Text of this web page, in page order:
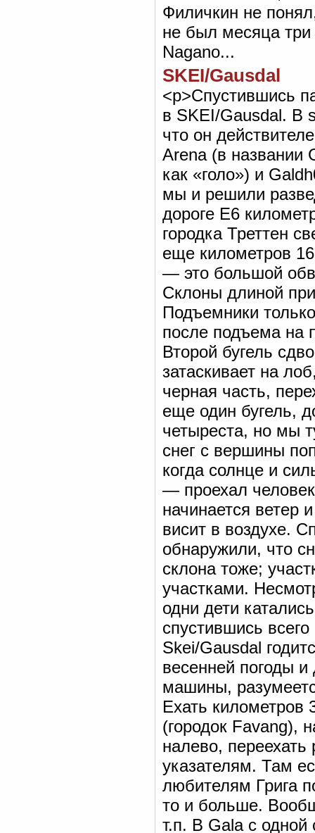
SKEI/Gausdal
<р>Спустившись
в SKEI/Gausdal. В
что он
Arena (в названии
как «голо») и
мы и решили
дороге Е6
городка Треттен
еще километров 16
— это большой
Склоны длиной
Подъемники
после подъема на
Второй бугель
затаскивает на
черная часть,
еще один бугель,
четыреста, но мы
снег с вершины
когда солнце и
— проехал
начинается ветер
висит в воздухе.
обнаружили, что
склона тоже;
участками.
одни дети
спустившись
Skei/Gausdal
весенней погоды
машины,
Ехать километров
(городок Favang),
налево,
указателям. Там
любителям Грига
то и больше.
т.п. В Gala с одной